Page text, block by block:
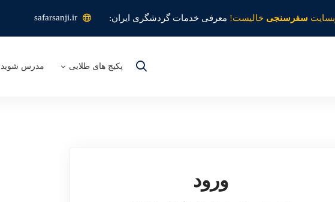
سفرسنجی خالیست! معرفی خدمات گردشگری ایران: safarsanji.ir
پکیج های طلایی مدرس شوید
ورود